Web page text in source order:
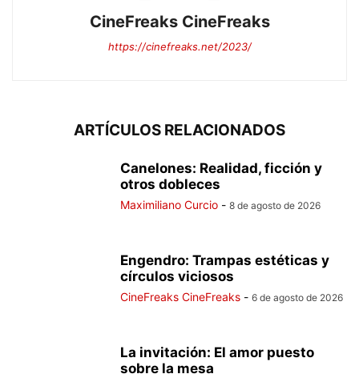
CineFreaks CineFreaks
https://cinefreaks.net/2023/
ARTÍCULOS RELACIONADOS
Canelones: Realidad, ficción y
otros dobleces
Maximiliano Curcio - 8 de agosto de 2026
Engendro: Trampas estéticas y
círculos viciosos
CineFreaks CineFreaks - 6 de agosto de 2026
La invitación: El amor puesto
sobre la mesa